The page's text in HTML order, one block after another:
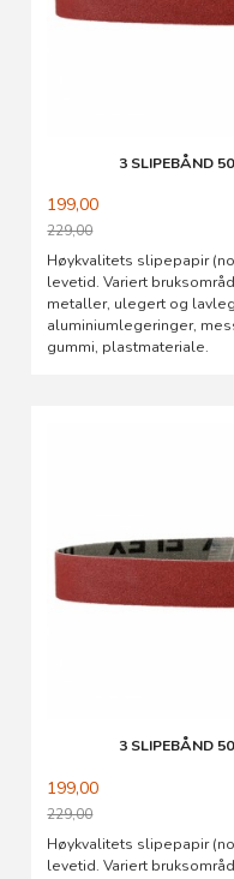
3 SLIPEBÅND
199,00
229,00
Rabatt
Høykvalitets slipepapir
levetid. Variert
metaller, ulegert og
aluminiumlegeringer,
gummi, plastmateriale.
3 SLIPEBÅND
199,00
229,00
Rabatt
Høykvalitets slipepapir
levetid. Variert